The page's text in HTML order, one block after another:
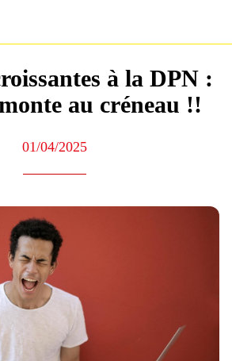
à la DPN :
au créneau !!
01/04/2025